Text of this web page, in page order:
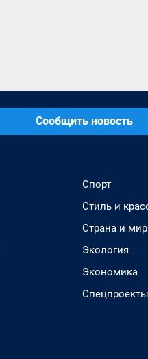
Сообщить новость
Спорт
Стиль и
Страна и мир
Экология
Экономика
Спецпроекты